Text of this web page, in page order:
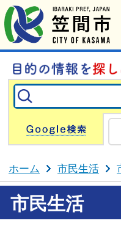
ホーム 市民生活
市民生活